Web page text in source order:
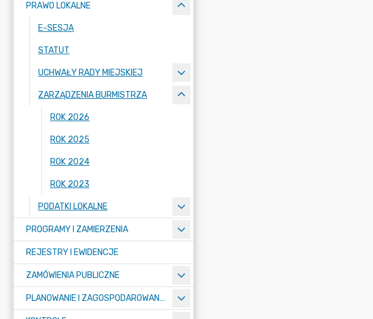
PRAWO LOKALNE
E-SESJA
STATUT
UCHWAŁY RADY MIEJSKIEJ
ZARZĄDZENIA BURMISTRZA
ROK 2026
ROK 2025
ROK 2024
ROK 2023
PODATKI LOKALNE
PROGRAMY I ZAMIERZENIA
REJESTRY I EWIDENCJE
ZAMÓWIENIA PUBLICZNE
PLANOWANIE I ZAGOSPODAROWANIE PRZESTRZENNE